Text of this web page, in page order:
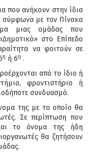
που ανήκουν στην ίδια
σύμφωνα με τον Πίνακα
μιας ομάδας που
στο Επίπεδο
να φοιτούν σε
η ή 6η .
από το ίδιο ή
φροντιστήριο ή
συνδυασμό.
της με το οποίο θα
Σε περίπτωση που
το όνομα της ήδη
θα ζητήσουν